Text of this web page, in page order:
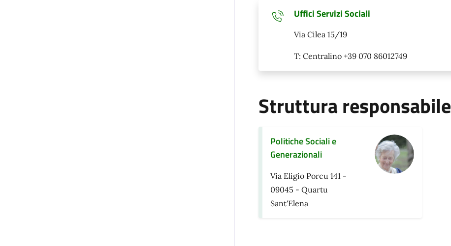
Uffici Servizi Sociali
Via Cilea 15/19
T: Centralino +39 070 86012749
Struttura responsabile
Politiche Sociali e
Generazionali
Via Eligio Porcu 141 -
09045 - Quartu
Sant'Elena